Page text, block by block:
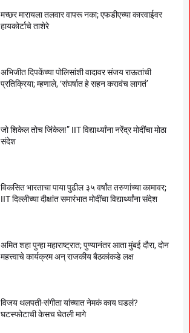
मच्छर मारायला तलवार वापरू नका; एफडीएच्या कारवाईवर
हायकोर्टाचे ताशेरे
अभिजीत दिपकेंच्या पोलिसांशी वादावर संजय राऊतांची
प्रतिक्रिया; म्हणाले, ‘संघर्षात हे सहन करावंच लागतं’
जो शिकेल तोच जिंकेल!” IIT विद्यार्थ्यांना नरेंद्र मोदींचा मोठा
संदेश
विकसित भारताचा पाया पुढील ३५ वर्षांत तरुणांच्या कामावर;
IIT दिल्लीच्या दीक्षांत समारंभात मोदींचा विद्यार्थ्यांना संदेश
अमित शहा पुन्हा महाराष्ट्रात; पुण्यानंतर आता मुंबई दौरा, दोन
महत्त्वाचे कार्यक्रम अन् राजकीय बैठकांकडे लक्ष
विजय थलपती-संगीता यांच्यात नेमकं काय घडलं?
घटस्फोटाची केसच घेतली मागे